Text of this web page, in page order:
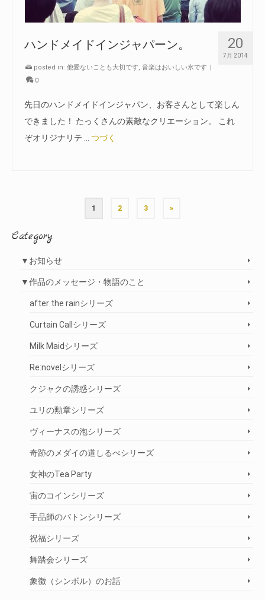
20
7月 2014
ハンドメイドインジャパーン。
posted in: 他愛ないことも大切です, 音楽はおいしい水です |
0
先日のハンドメイドインジャパン、お客さんとして楽しん
できました！ たっくさんの素敵なクリエーション。 これ
ぞオリジナリテ … つづく
1 2 3 »
Category
▼お知らせ
▼作品のメッセージ・物語のこと
after the rainシリーズ
Curtain Callシリーズ
Milk Maidシリーズ
Re:novelシリーズ
クジャクの誘惑シリーズ
ユリの勲章シリーズ
ヴィーナスの泡シリーズ
奇跡のメダイの道しるべシリーズ
女神のTea Party
宙のコインシリーズ
手品師のバトンシリーズ
祝福シリーズ
舞踏会シリーズ
象徴（シンボル）のお話